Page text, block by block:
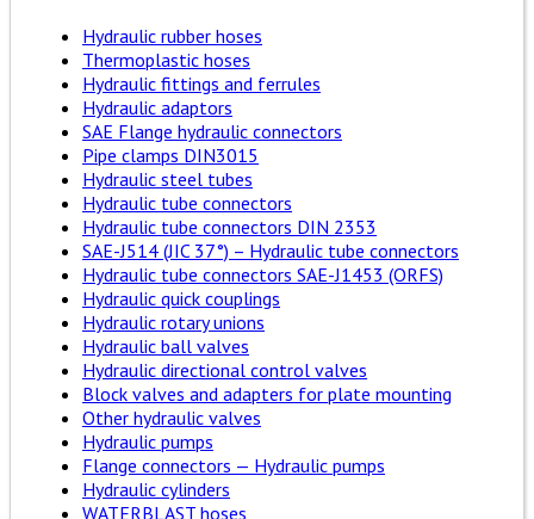
Hydraulic rubber hoses
Thermoplastic hoses
Hydraulic fittings and ferrules
Hydraulic adaptors
SAE Flange hydraulic connectors
Pipe clamps DIN3015
Hydraulic steel tubes
Hydraulic tube connectors
Hydraulic tube connectors DIN 2353
SAE-J514 (JIC 37°) – Hydraulic tube connectors
Hydraulic tube connectors SAE-J1453 (ORFS)
Hydraulic quick couplings
Hydraulic rotary unions
Hydraulic ball valves
Hydraulic directional control valves
Block valves and adapters for plate mounting
Other hydraulic valves
Hydraulic pumps
Flange connectors — Hydraulic pumps
Hydraulic cylinders
WATERBLAST hoses